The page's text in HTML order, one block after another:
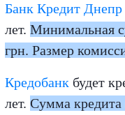
Банк Кредит Днепр
лет. Минимальная
грн. Размер
Кредобанк будет
лет. Сумма кредита